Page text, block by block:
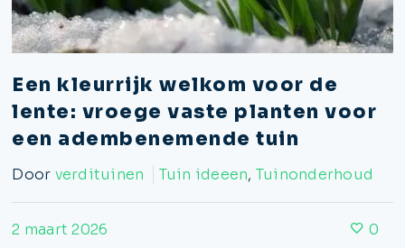
Een kleurrijk welkom voor de
lente: vroege vaste planten voor
een adembenemende tuin
Door verdituinen Tuin ideeen, Tuinonderhoud
2 maart 2026 0